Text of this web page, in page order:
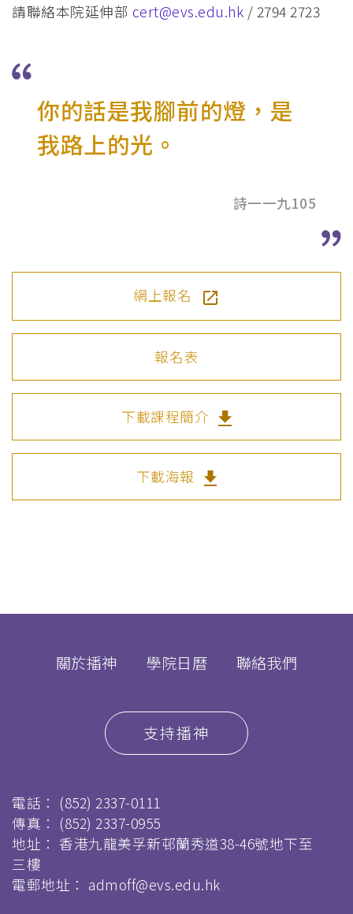
請聯絡本院延伸部 cert@evs.edu.hk / 2794 2723
你的話是我腳前的燈，⁢是
我路上的光。
詩一一九105
網上報名
報名表
下載課程簡介
下載海報
關於播神 學院日曆 聯絡我們
支持播神
電話： (852) 2337-0111
傳真： (852) 2337-0955
地址： 香港九龍美孚新邨蘭秀道38-46號地下至
三樓
電郵地址： admoff@evs.edu.hk